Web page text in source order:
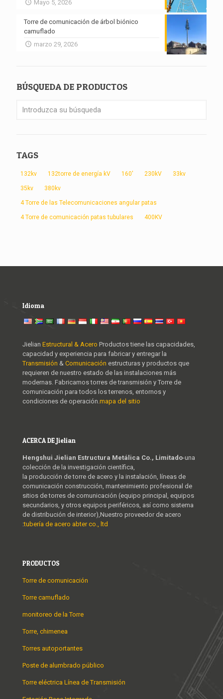
Mayo 5, 2026
Torre de comunicación de árbol biónico
camuflado
marzo 29, 2026
BÚSQUEDA DE PRODUCTOS
TAGS
132kv 132torre de energía kV 160' 230kV 33kv
35kv 380kv
4 Torre de las Telecomunicaciones angular patas
4 Torre de comunicación patas tubulares 400KV
Idioma
Jielian Estructural & Acero Productos tiene las capacidades,
capacidad y experiencia para fabricar y entregar la
Transmisión & Comunicación estructuras y productos que
requieren de nuestro estado de las instalaciones más
modernas. Fabricamos torres de transmisión y Torre de
comunicación para todos los terrenos, entornos y
condiciones de operación.mapa del sitio
ACERCA DE Jielian
Hengshui Jielian Estructura Metálica Co., Limitado-una
colección de la investigación científica,
la producción de torre de acero y la instalación, líneas de
comunicación construcción, mantenimiento profesional de
sitios de torres de comunicación (equipo principal, equipos
secundarios, y otros equipos periféricos, así como sistema
de distribución de interior),Nuestro proveedor de acero
:tubería de acero abter co., ltd
PRODUCTOS
Torre de comunicación
Torre camuflado
monitoreo de la Torre
Torre, chimenea
Torres autoportantes
Poste de alumbrado público
Torre eléctrica Línea de Transmisión